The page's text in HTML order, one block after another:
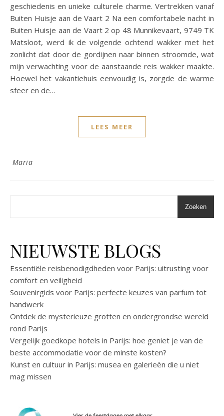
geschiedenis en unieke culturele charme. Vertrekken vanaf
Buiten Huisje aan de Vaart 2 Na een comfortabele nacht in
Buiten Huisje aan de Vaart 2 op 48 Munnikevaart, 9749 TK
Matsloot, werd ik de volgende ochtend wakker met het
zonlicht dat door de gordijnen naar binnen stroomde, wat
mijn verwachting voor de aanstaande reis wakker maakte.
Hoewel het vakantiehuis eenvoudig is, zorgde de warme
sfeer en de…
LEES MEER
Maria
Zoeken
NIEUWSTE BLOGS
Essentiële reisbenodigdheden voor Parijs: uitrusting voor
comfort en veiligheid
Souvenirgids voor Parijs: perfecte keuzes van parfum tot
handwerk
Ontdek de mysterieuze grotten en ondergrondse wereld
rond Parijs
Vergelijk goedkope hotels in Parijs: hoe geniet je van de
beste accommodatie voor de minste kosten?
Kunst en cultuur in Parijs: musea en galerieën die u niet
mag missen